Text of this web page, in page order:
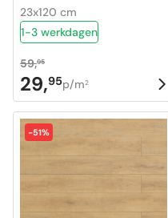
23x120 cm
1-3 werkdagen
59,95
Oorspronkelijke
prijs
was:
59,95.
29,95
Huidige
prijs
is:
29,95.
p/m2
-51%